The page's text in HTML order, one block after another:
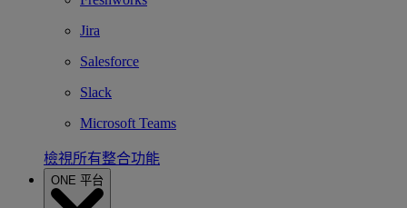
Jira
Salesforce
Slack
Microsoft Teams
檢視所有整合功能
ONE 平台